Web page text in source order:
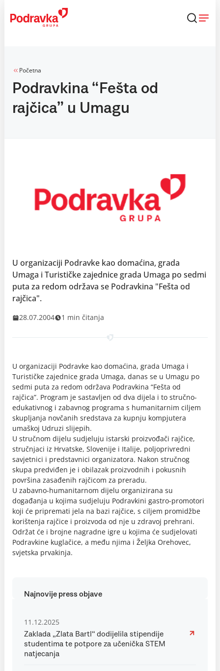
content
Početna
Podravkina “Fešta od
rajčica” u Umagu
U organizaciji Podravke kao domaćina, grada
Umaga i Turističke zajednice grada Umaga po sedmi
puta za redom održava se Podravkina "Fešta od
rajčica".
28.07.2004 1 min čitanja
U organizaciji Podravke kao domaćina, grada Umaga i
Turističke zajednice grada Umaga, danas se u Umagu po
sedmi puta za redom održava Podravkina “Fešta od
rajčica”. Program je sastavljen od dva dijela i to stručno-
edukativnog i zabavnog programa s humanitarnim ciljem
skupljanja novčanih sredstava za kupnju kompjutera
umaškoj Udruzi slijepih.
U stručnom dijelu sudjeluju istarski proizvođači rajčice,
stručnjaci iz Hrvatske, Slovenije i Italije, poljoprivredni
savjetnici i predstavnici organizatora. Nakon stručnog
skupa predviđen je i obilazak proizvodnih i pokusnih
površina zasađenih rajčicom za preradu.
U zabavno-humanitarnom dijelu organizirana su
događanja u kojima sudjeluju Podravkini gastro-promotori
koji će pripremati jela na bazi rajčice, s ciljem promidžbe
korištenja rajčice i proizvoda od nje u zdravoj prehrani.
Održat će i brojne nagradne igre u kojima će sudjelovati
Podravkine kuglačice, a među njima i Željka Orehovec,
svjetska prvakinja.
Najnovije press objave
11.12.2025
Zaklada „Zlata Bartl“ dodijelila stipendije
studentima te potpore za učenička STEM
natjecanja